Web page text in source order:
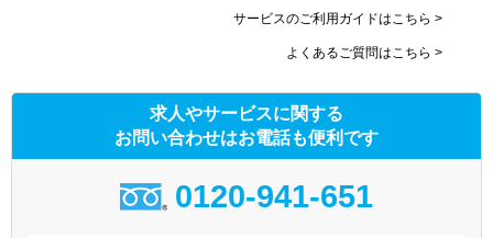
サービスのご利用ガイドはこちら >
よくあるご質問はこちら >
求人やサービスに関する
お問い合わせはお電話も便利です
0120-941-651